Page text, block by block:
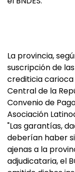
La provincia,
suscripción de
crediticia
Central de la
Convenio de
Asociación
"Las garantías,
deberían haber
ajenas a la
adjudicataria, el